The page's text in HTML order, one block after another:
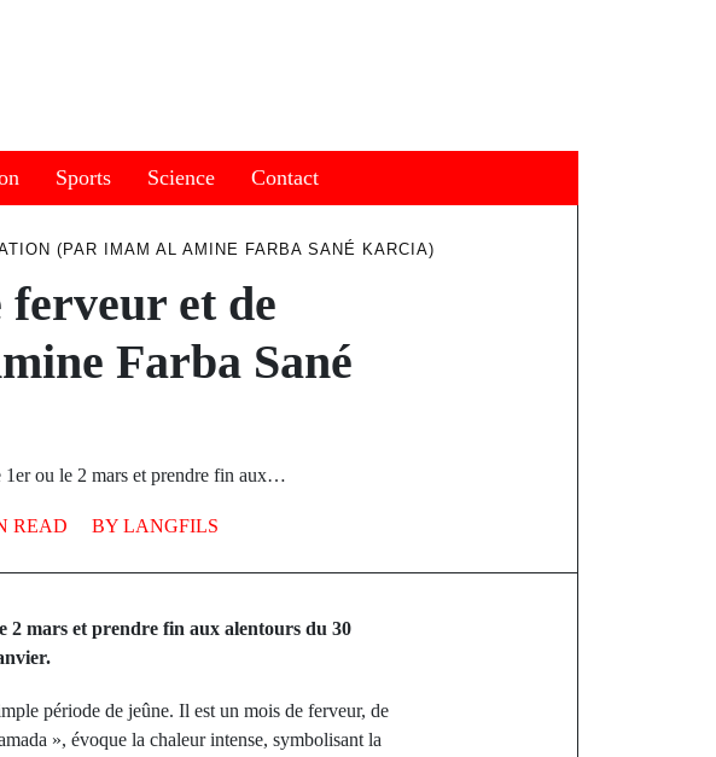
Sports Science Contact
(PAR IMAM AL AMINE FARBA SANÉ KARCIA)
et de
Farba Sané
1er ou le 2 mars et prendre fin aux…
BY LANGFILS
READ
2 mars et prendre fin aux alentours du 30
période de jeûne. Il est un mois de ferveur, de
», évoque la chaleur intense, symbolisant la